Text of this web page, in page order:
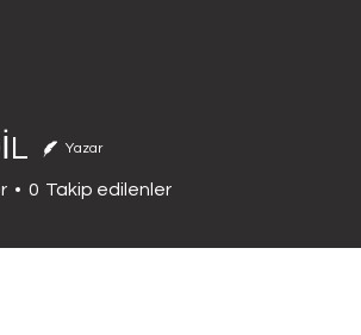
Yazar
0 Takip edilenler